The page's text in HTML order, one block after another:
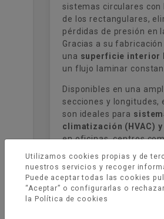
sistemas circulares con
de los rectangulares,
pérdidas de presión en
Gracias a su
una superficie interior
un flujo laminar
Disponibles en una
secciones y longitudes,
son ideales para
climatización (HVAC)
en oficinas, centros
industriales. Su
proporciona una
presiones elevadas,
estanqueidad duradera
en los costes de
Utilizamos cookies propias y de
nuestros servicios y recoger
Puede aceptar todas las cookies
“Aceptar” o configurarlas o
la Política de cookies